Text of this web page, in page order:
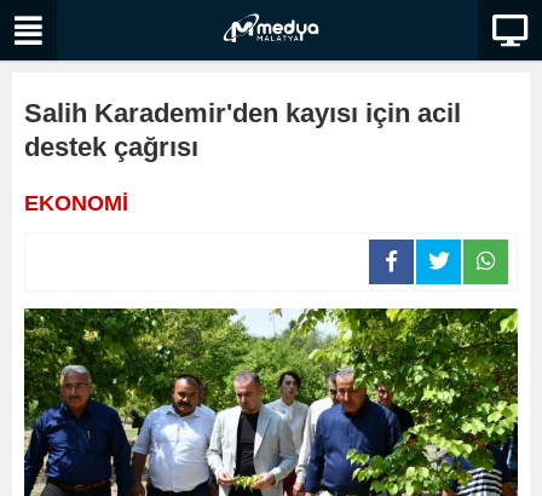
Salih Karademir'den kayısı için acil
destek çağrısı
EKONOMİ